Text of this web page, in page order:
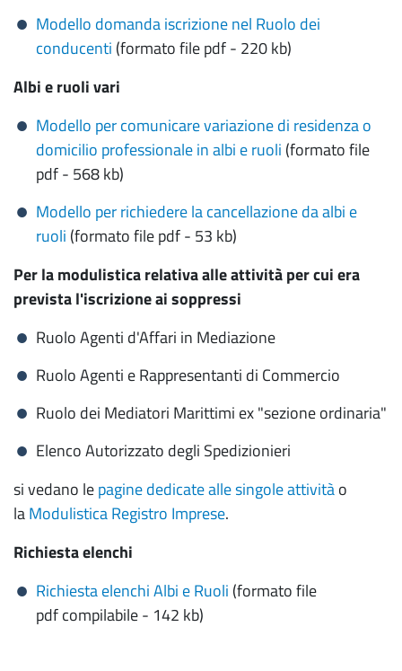
Modello domanda iscrizione nel Ruolo dei
conducenti (formato file pdf - 220 kb)
Albi e ruoli vari
Modello per comunicare variazione di residenza o
domicilio professionale in albi e ruoli (formato file
pdf - 568 kb)
Modello per richiedere la cancellazione da albi e
ruoli (formato file pdf - 53 kb)
Per la modulistica relativa alle attività per cui era
prevista l'iscrizione ai soppressi
Ruolo Agenti d'Affari in Mediazione
Ruolo Agenti e Rappresentanti di Commercio
Ruolo dei Mediatori Marittimi ex "sezione ordinaria"
Elenco Autorizzato degli Spedizionieri
si vedano lepagine dedicate alle singole attivitào
laModulistica Registro Imprese.
Richiesta elenchi
Richiesta elenchi Albi e Ruoli (formato file
pdfcompilabile- 142 kb)